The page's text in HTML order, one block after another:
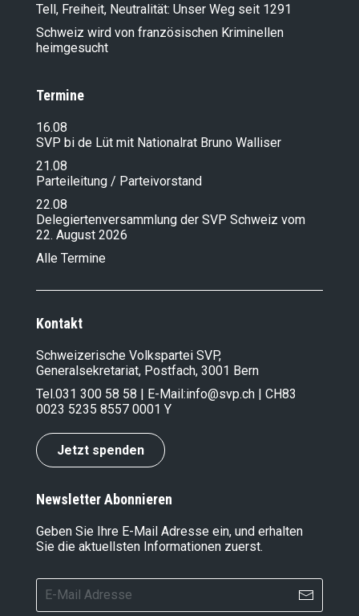
Tell, Freiheit, Neutralität: Unser Weg seit 1291
Schweiz wird von französischen Kriminellen
heimgesucht
Termine
16.08
SVP bi de Lüt mit Nationalrat Bruno Walliser
21.08
Parteileitung / Parteivorstand
22.08
Delegiertenversammlung der SVP Schweiz vom
22. August 2026
Alle Termine
Kontakt
Schweizerische Volkspartei SVP,
Generalsekretariat, Postfach, 3001 Bern
Tel.031 300 58 58 | E-Mail:info@svp.ch | CH83
0023 5235 8557 0001 Y
Jetzt spenden
Newsletter Abonnieren
Geben Sie Ihre E-Mail Adresse ein, und erhalten
Sie die aktuellsten Informationen zuerst.